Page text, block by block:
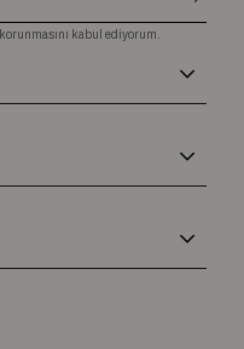
korunmasını kabul ediyorum.